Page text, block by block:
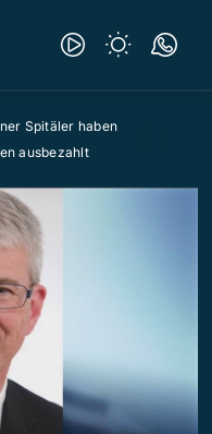
Spitäler haben
ausbezahlt